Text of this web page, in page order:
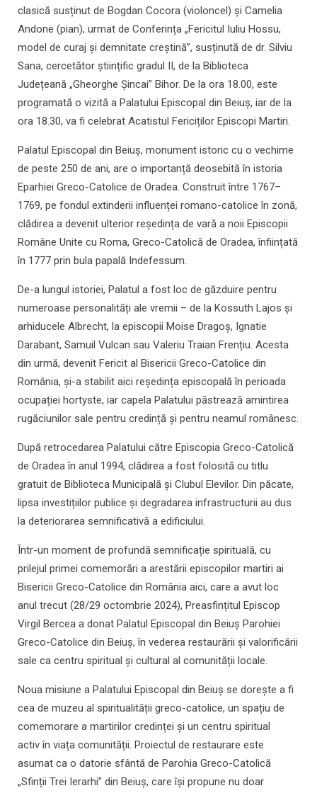
clasică susținut de Bogdan Cocora (violoncel) și Camelia
Andone (pian), urmat de Conferința „Fericitul Iuliu Hossu,
model de curaj și demnitate creștină”, susținută de dr. Silviu
Sana, cercetător științific gradul II, de la Biblioteca
Județeană „Gheorghe Șincai” Bihor. De la ora 18.00, este
programată o vizită a Palatului Episcopal din Beiuș, iar de la
ora 18.30, va fi celebrat Acatistul Fericiților Episcopi Martiri.
Palatul Episcopal din Beiuș, monument istoric cu o vechime
de peste 250 de ani, are o importanță deosebită în istoria
Eparhiei Greco-Catolice de Oradea. Construit între 1767–
1769, pe fondul extinderii influenței romano-catolice în zonă,
clădirea a devenit ulterior reședința de vară a noii Episcopii
Române Unite cu Roma, Greco-Catolică de Oradea, înființată
în 1777 prin bula papală Indefessum.
De-a lungul istoriei, Palatul a fost loc de găzduire pentru
numeroase personalități ale vremii – de la Kossuth Lajos și
arhiducele Albrecht, la episcopii Moise Dragoș, Ignatie
Darabant, Samuil Vulcan sau Valeriu Traian Frențiu. Acesta
din urmă, devenit Fericit al Bisericii Greco-Catolice din
România, și-a stabilit aici reședința episcopală în perioada
ocupației hortyste, iar capela Palatului păstrează amintirea
rugăciunilor sale pentru credință și pentru neamul românesc.
După retrocedarea Palatului către Episcopia Greco-Catolică
de Oradea în anul 1994, clădirea a fost folosită cu titlu
gratuit de Biblioteca Municipală și Clubul Elevilor. Din păcate,
lipsa investițiilor publice și degradarea infrastructurii au dus
la deteriorarea semnificativă a edificiului.
Într-un moment de profundă semnificație spirituală, cu
prilejul primei comemorări a arestării episcopilor martiri ai
Bisericii Greco-Catolice din România aici, care a avut loc
anul trecut (28/29 octombrie 2024), Preasfințitul Episcop
Virgil Bercea a donat Palatul Episcopal din Beiuș Parohiei
Greco-Catolice din Beiuș, în vederea restaurării și valorificării
sale ca centru spiritual și cultural al comunității locale.
Noua misiune a Palatului Episcopal din Beiuș se dorește a fi
cea de muzeu al spiritualității greco-catolice, un spațiu de
comemorare a martirilor credinței și un centru spiritual
activ în viața comunității. Proiectul de restaurare este
asumat ca o datorie sfântă de Parohia Greco-Catolică
„Sfinții Trei Ierarhi” din Beiuș, care își propune nu doar